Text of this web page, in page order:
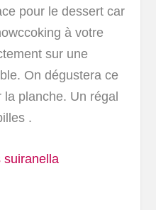
pour le dessert car
à votre
sur une
On dégustera ce
planche. Un régal
.